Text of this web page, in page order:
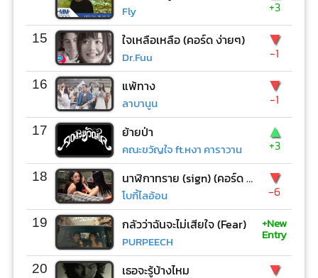
Fly +3
15 ใจเหลือเหลือ (คอร์ด ง่ายๆ)
Dr.Fuu
▼
-1
16 แพ้ทาง
ลาบานูน
▼
-1
17 ย้ายป่า
คณะขวัญใจ ft.หงา คาราวาน
▲
+3
18 นาฬิกาทราย (sign) (คอร์ด ง่ายๆ)
โบกี้ไลอ้อน
▼
-6
19 กลัวว่าฉันจะไม่เสียใจ (Fear)
PURPEECH
+New
Entry
20 เธอจะรู้บ้างไหม ▼